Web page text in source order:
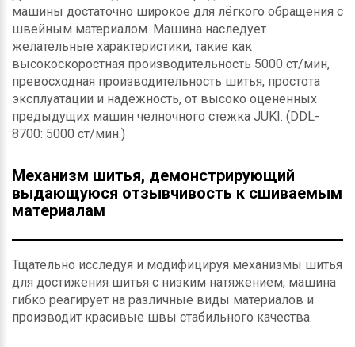
машины достаточно широкое для лёгкого обращения с
швейным материалом. Машина наследует
желательные характеристики, такие как
высокоскоростная производительность 5000 ст/мин,
превосходная производительность шитья, простота
эксплуатации и надёжность, от высоко оценённых
предыдущих машин челночного стежка JUKI. (DDL-
8700: 5000 ст/мин.)
Механизм шитья, демонстрирующий
выдающуюся отзывчивость к сшиваемым
материалам
Тщательно исследуя и модифицируя механизмы шитья
для достижения шитья с низким натяжением, машина
гибко реагирует на различные виды материалов и
производит красивые швы стабильного качества.